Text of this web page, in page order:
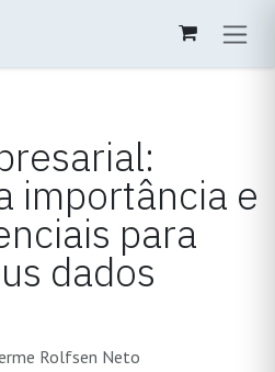
importância e
para
dados
Rolfsen Neto